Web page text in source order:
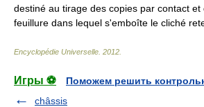
destiné au tirage des copies par contact
feuillure dans lequel s'emboîte le cliché
Encyclopédie Universelle 2012
Игры ⚽
Поможем решить
châssis